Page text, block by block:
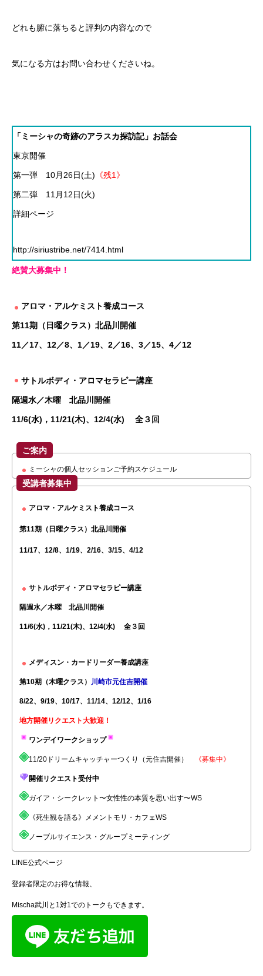
どれも腑に落ちると評判の内容なので
気になる方はお問い合わせくださいね。
「ミーシャの奇跡のアラスカ探訪記」お話会
東京開催
第一弾 10月26日(土) 《残1》
第二弾 11月12日(火)
詳細ページ
http://siriustribe.net/7414.html
絶賛大募集中！
アロマ・アルケミスト養成コース
第11期（日曜クラス）北品川開催
11／17、12／8、1／19、2／16、3／15、4／12
サトルボディ・アロマセラピー講座
隔週水／木曜 北品川開催
11/6(水)，11/21(木)、12/4(水) 全３回
ご案内
ミーシャの個人セッションご予約スケジュール
受講者募集中
アロマ・アルケミスト養成コース
第11期（日曜クラス）北品川開催
11/17、12/8、1/19、2/16、3/15、4/12
サトルボディ・アロマセラピー講座
隔週水／木曜 北品川開催
11/6(水)，11/21(木)、12/4(水) 全３回
メディスン・カードリーダー養成講座
第10期（木曜クラス） 川崎市元住吉開催
8/22、9/19、10/17、11/14、12/12、1/16
地方開催リクエスト大歓迎！
ワンデイワークショップ
11/20ドリームキャッチャーつくり（元住吉開催） 《募集中》
開催リクエスト受付中
ガイア・シークレット〜女性性の本質を思い出す〜WS
《死生観を語る》メメントモリ・カフェWS
ノーブルサイエンス・グループミーティング
LINE公式ページ
登録者限定のお得な情報、
Mischa武川と1対1でのトークもできます。